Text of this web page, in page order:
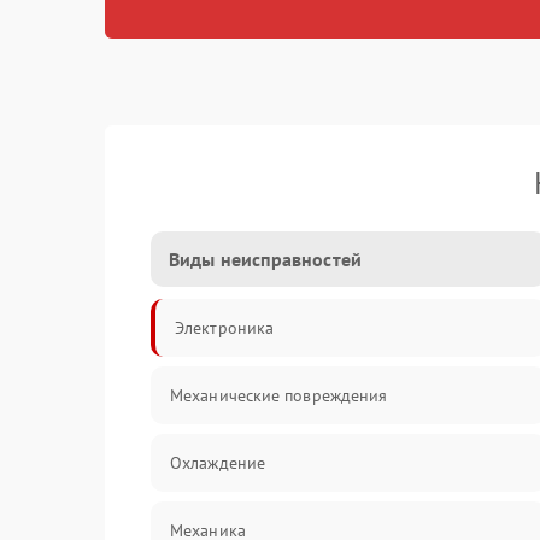
Виды неисправностей
Электроника
Механические повреждения
Охлаждение
Механика